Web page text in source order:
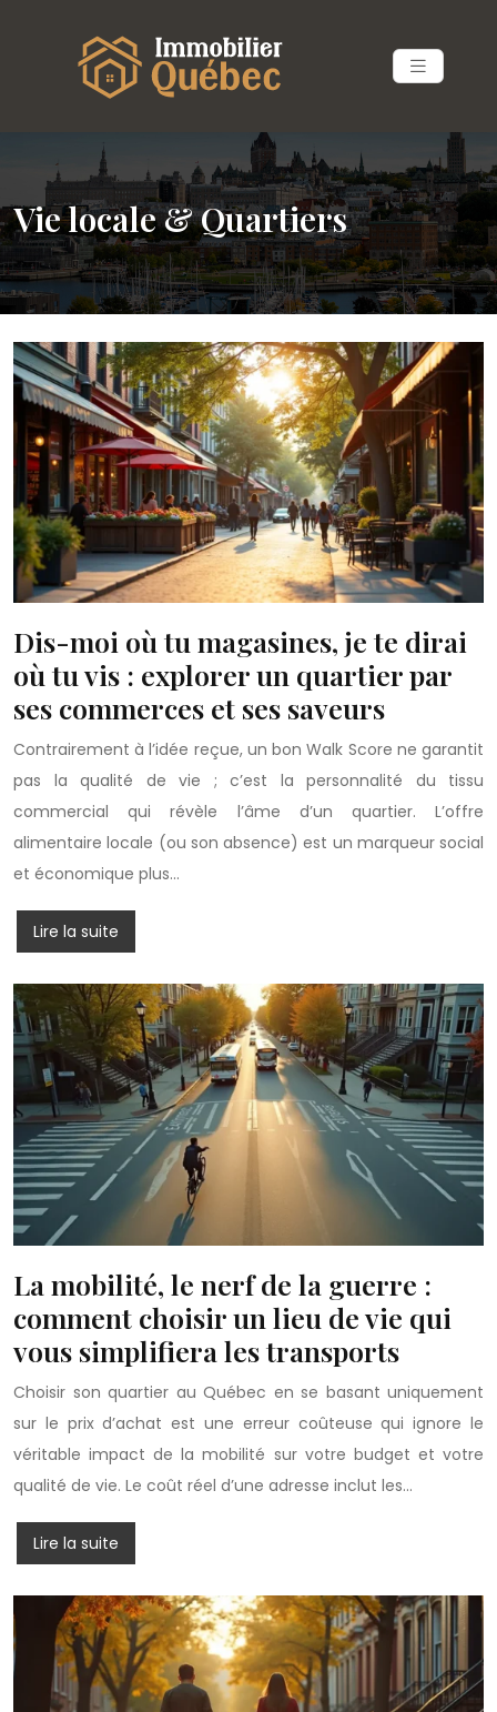
Vie locale & Quartiers
Dis-moi où tu magasines, je te dirai
où tu vis : explorer un quartier par
ses commerces et ses saveurs
Contrairement à l’idée reçue, un bon Walk Score ne garantit
pas la qualité de vie ; c’est la personnalité du tissu
commercial qui révèle l’âme d’un quartier. L’offre
alimentaire locale (ou son absence) est un marqueur social
et économique plus…
Lire la suite
La mobilité, le nerf de la guerre :
comment choisir un lieu de vie qui
vous simplifiera les transports
Choisir son quartier au Québec en se basant uniquement
sur le prix d’achat est une erreur coûteuse qui ignore le
véritable impact de la mobilité sur votre budget et votre
qualité de vie. Le coût réel d’une adresse inclut les…
Lire la suite